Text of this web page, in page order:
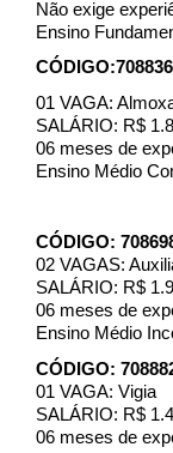
Não exige
Ensino
01 VAGA:
SALÁRIO: R$
06 meses de
Ensino Médio
CÓDIGO:
02 VAGAS:
SALÁRIO: R$
06 meses de
Ensino Médio
CÓDIGO:
01 VAGA: Vigia
SALÁRIO: R$
06 meses de